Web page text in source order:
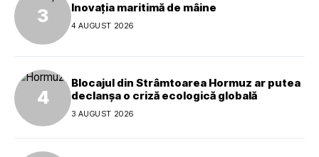
Inovația maritimă de mâine
4 AUGUST 2026
Blocajul din Strâmtoarea Hormuz ar putea
declanșa o criză ecologică globală
3 AUGUST 2026